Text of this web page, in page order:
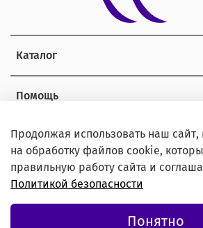
Каталог
Помощь
Информация
© 2021 Любое использование контента
Продолжая использовать наш сайт,
на обработку файлов cookie,
правильную работу сайта и
Политикой безопасности
Понятно